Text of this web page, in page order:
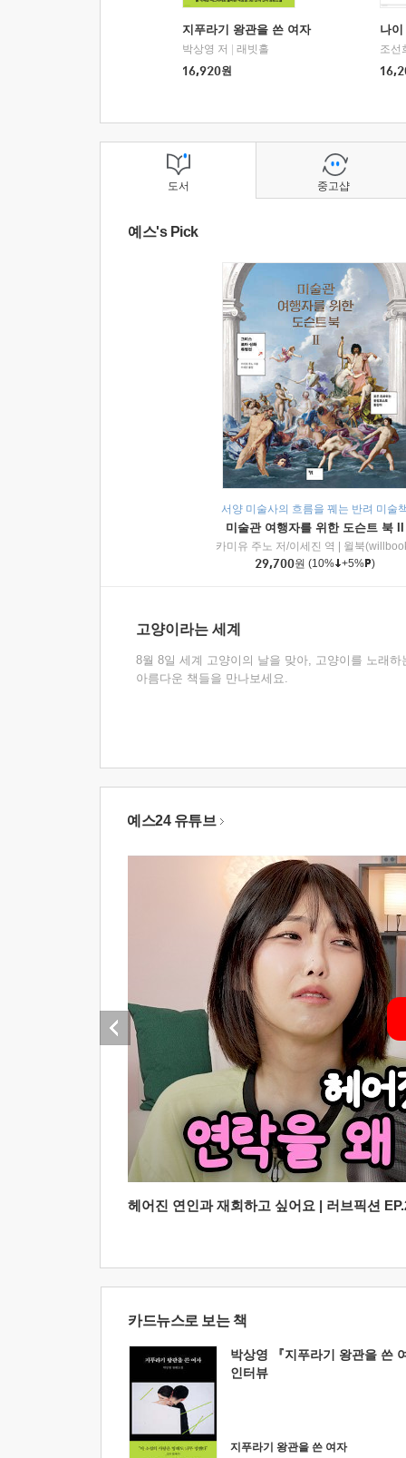
지푸라기 왕관을 쓴 여자
박상영 저
래빗홀
16,920원
나
조선
도서
예스's Pick
서양 미술사의 흐름을 꿰는 반려 미술
미술관 여행자를 위한 도슨트 북 II
카미유 주노 저/이세진 역
윌북
29,700원 (10% +5% )
고양이라는 세계
8월 8일 세계 고양이의 날을 맞아, 고양이를 노래하
아름다운 책들을 만나보세요.
중고샵
예스24 유튜브
헤어진 연인과 재회하고 싶어요 | 러브픽션
카드뉴스로 보는 책
박상영 『지푸라기 왕관을 쓴
인터뷰
지푸라기 왕관을 쓴 여자